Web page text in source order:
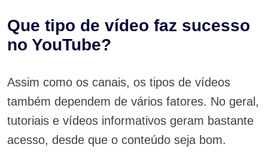
Que tipo de vídeo faz sucesso
no YouTube?
Assim como os canais, os tipos de vídeos
também dependem de vários fatores. No geral,
tutoriais e vídeos informativos geram bastante
acesso, desde que o conteúdo seja bom.